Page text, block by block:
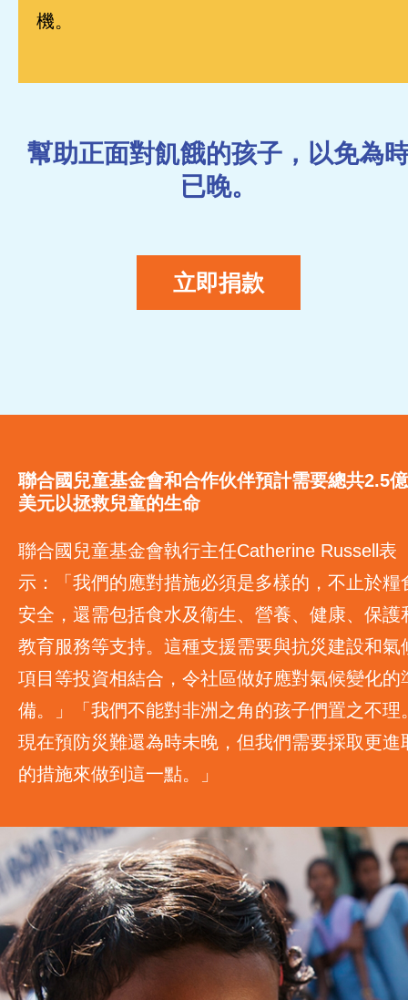
機。
幫助正面對飢餓的孩子，以免為
已晚。
立即捐款
聯合國兒童基金會和合作伙伴預計需要總共2.5億
美元以拯救兒童的生命
聯合國兒童基金會執行主任Catherine Russell表
示：「我們的應對措施必須是多樣的，不止於糧
安全，還需包括食水及衞生、營養、健康、保護
教育服務等支持。這種支援需要與抗災建設和氣
項目等投資相結合，令社區做好應對氣候變化的
備。」「我們不能對非洲之角的孩子們置之不理
現在預防災難還為時未晚，但我們需要採取更進
的措施來做到這一點。」